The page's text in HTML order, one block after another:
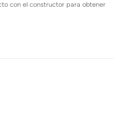
con el constructor para obtener